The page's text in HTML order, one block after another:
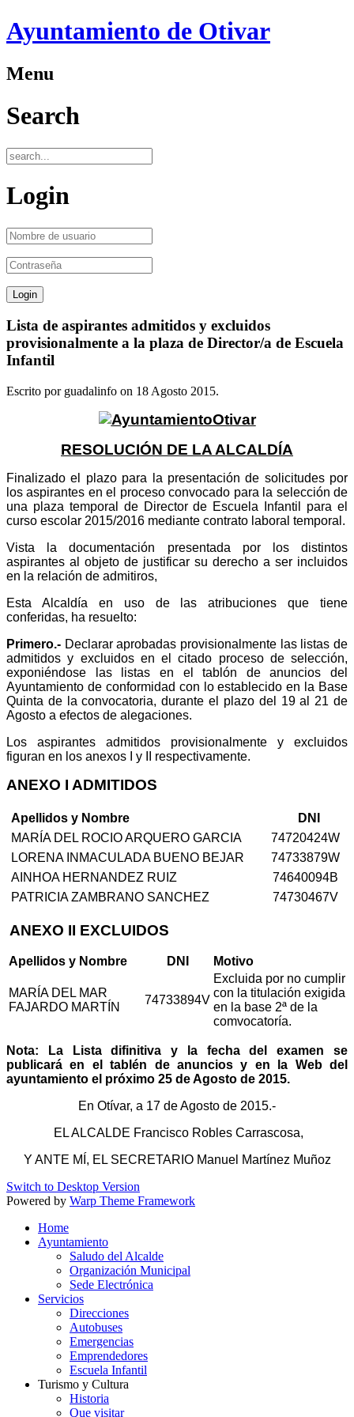
Ayuntamiento de Otivar
Menu
Search
Login
Lista de aspirantes admitidos y excluidos
provisionalmente a la plaza de Director/a de Escuela
Infantil
Escrito por guadalinfo on 18 Agosto 2015.
RESOLUCIÓN DE LA ALCALDÍA
Finalizado el plazo para la presentación de solicitudes por
los aspirantes en el proceso convocado para la selección de
una plaza temporal de Director de Escuela Infantil para el
curso escolar 2015/2016 mediante contrato laboral temporal.
Vista la documentación presentada por los distintos
aspirantes al objeto de justificar su derecho a ser incluidos
en la relación de admitiros,
Esta Alcaldía en uso de las atribuciones que tiene
conferidas, ha resuelto:
Primero.- Declarar aprobadas provisionalmente las listas de
admitidos y excluidos en el citado proceso de selección,
exponiéndose las listas en el tablón de anuncios del
Ayuntamiento de conformidad con lo establecido en la Base
Quinta de la convocatoria, durante el plazo del 19 al 21 de
Agosto a efectos de alegaciones.
Los aspirantes admitidos provisionalmente y excluidos
figuran en los anexos I y II respectivamente.
ANEXO I ADMITIDOS
Apellidos y Nombre
DNI
MARÍA DEL ROCIO ARQUERO GARCIA
74720424W
LORENA INMACULADA BUENO BEJAR
74733879W
AINHOA HERNANDEZ RUIZ
74640094B
PATRICIA ZAMBRANO SANCHEZ
74730467V
ANEXO II EXCLUIDOS
Apellidos y Nombre DNI Motivo
MARÍA DEL MAR
FAJARDO MARTÍN
74733894V
Excluida por no cumplir
con la titulación exigida
en la base 2ª de la
comvocatoría.
Nota: La Lista difinitiva y la fecha del examen se
publicará en el tablén de anuncios y en la Web del
ayuntamiento el próximo 25 de Agosto de 2015.
En Otívar, a 17 de Agosto de 2015.-
EL ALCALDE Francisco Robles Carrascosa,
Y ANTE MÍ, EL SECRETARIO Manuel Martínez Muñoz
Switch to Desktop Version
Powered by Warp Theme Framework
Home
Ayuntamiento
Saludo del Alcalde
Organización Municipal
Sede Electrónica
Servicios
Direcciones
Autobuses
Emergencias
Emprendedores
Escuela Infantil
Turismo y Cultura
Historia
Que visitar